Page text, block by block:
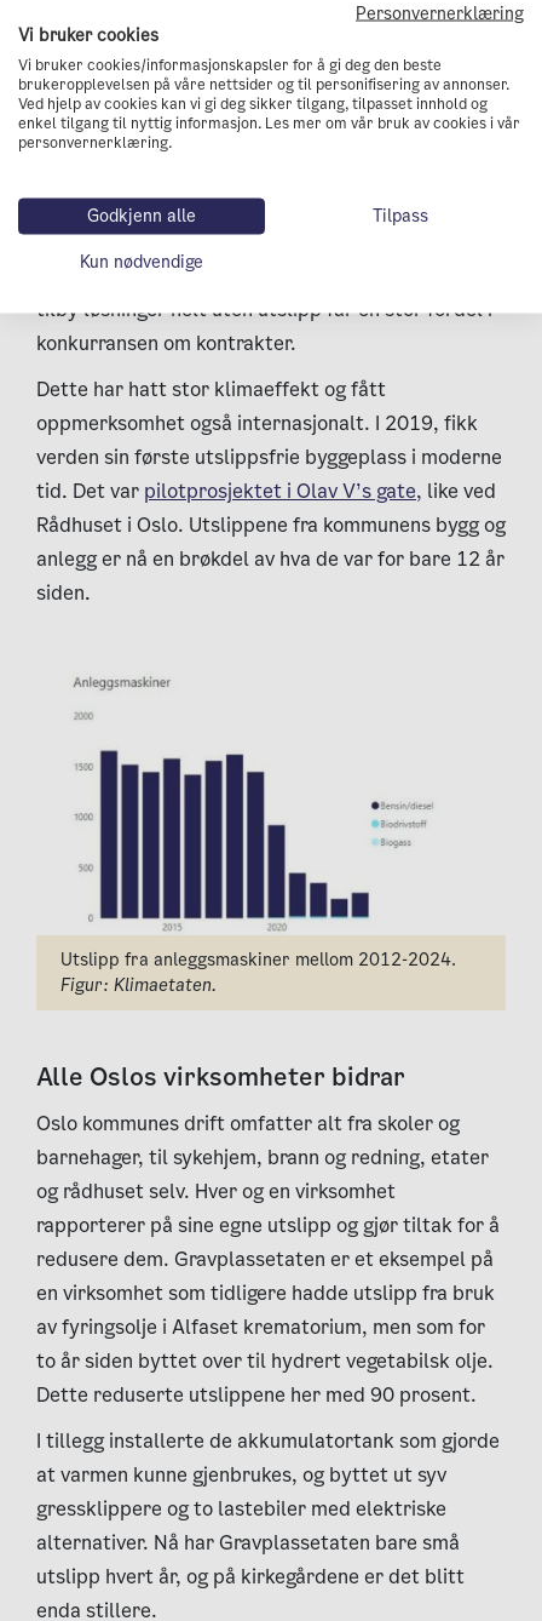
2019: Skal du grave, må du bruke
utslippsfri gravemaskin
I 2016 begynte kommunens virksomheter å
lanserte Oslo krav til klima og miljø i alle
anskaffelser av bygge- og anleggsarbeider.
Fossilfri drift er et minimumskrav
tilby løsninger helt uten utslipp får en stor fordel i
konkurransen om kontrakter. ​
Dette har hatt stor klimaeffekt og fått
oppmerksomhet også internasjonalt. I 2019, fikk
verden sin første utslippsfrie byggeplass i moderne
tid. Det var pilotprosjektet i Olav V’s gate, like ved
Rådhuset i Oslo. Utslippene fra kommunens bygg og
anlegg er nå en brøkdel av hva de var for bare 12 år
siden.
Utslipp fra anleggsmaskiner mellom 2012-2024.
Figur: Klimaetaten.
Alle Oslos virksomheter bidrar
Oslo kommunes drift omfatter alt fra skoler og
barnehager, til sykehjem, brann og redning, etater
og rådhuset selv. Hver og en virksomhet
rapporterer på sine egne utslipp og gjør tiltak for å
redusere dem. Gravplassetaten er et eksempel på
en virksomhet som tidligere hadde utslipp fra bruk
av fyringsolje i Alfaset krematorium, men som for
to år siden byttet over til hydrert vegetabilsk olje.
Dette reduserte utslippene her med 90 prosent.
I tillegg installerte de akkumulatortank som gjorde
at varmen kunne gjenbrukes, og byttet ut syv
gressklippere og to lastebiler med elektriske
alternativer. Nå har Gravplassetaten bare små
utslipp hvert år, og på kirkegårdene er det blitt
enda stillere.
Personvernerklæring
Vi bruker cookies
Vi bruker cookies/informasjonskapsler for å gi deg den beste
brukeropplevelsen på våre nettsider og til personifisering av annonser.
Ved hjelp av cookies kan vi gi deg sikker tilgang, tilpasset innhold og
enkel tilgang til nyttig informasjon. Les mer om vår bruk av cookies i vår
personvernerklæring.
Godkjenn alle
Tilpass
Kun nødvendige